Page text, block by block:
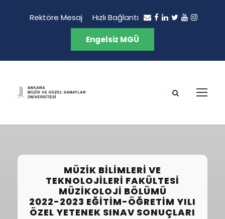
Rektöre Mesaj Hızlı Bağlantı
Engelsiz MGÜ
MÜZIK BILIMLERI VE
TEKNOLOJILERI FAKÜLTESI
MÜZIKOLOJI BÖLÜMÜ
2022-2023 EĞITIM-ÖĞRETIM YILI
ÖZEL YETENEK SINAV SONUÇLARI